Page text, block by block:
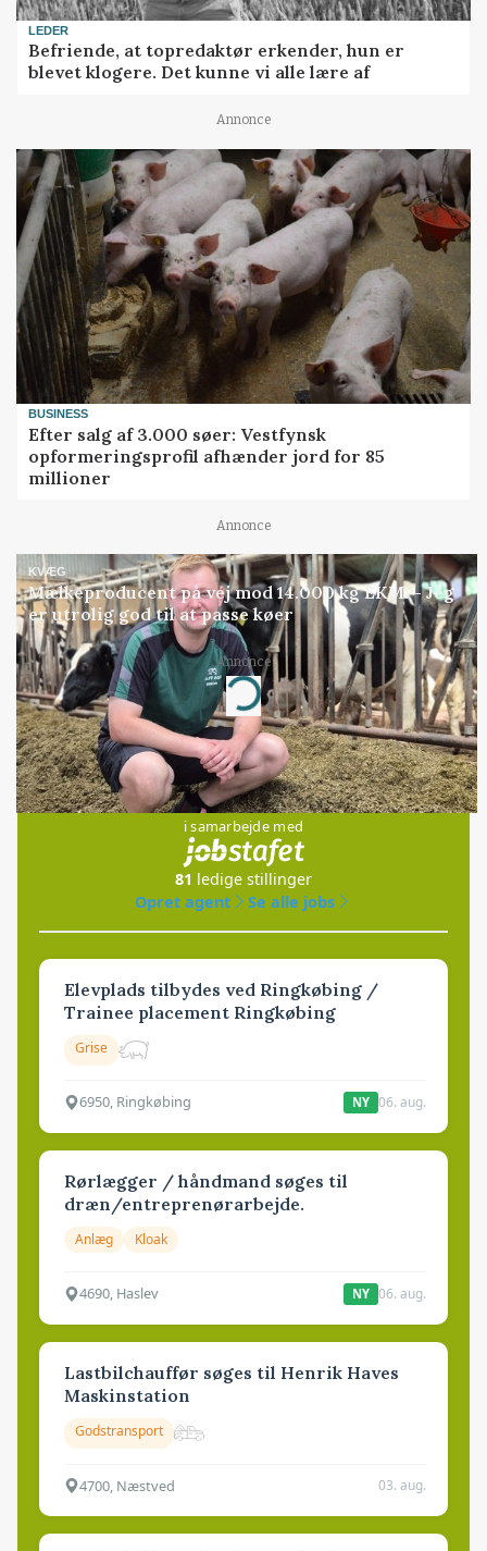
LEDER
Befriende, at topredaktør erkender, hun er
blevet klogere. Det kunne vi alle lære af
Annonce
BUSINESS
Efter salg af 3.000 søer: Vestfynsk
opformeringsprofil afhænder jord for 85
millioner
Annonce
KVÆG
Mælkeproducent på vej mod 14.000 kg EKM: - Jeg
er utrolig god til at passe køer
Annonce
Loading...
Jobs
i samarbejde med
81 ledige stillinger
Opret agent
Se alle jobs
Elevplads tilbydes ved Ringkøbing /
Trainee placement Ringkøbing
Grise
6950, Ringkøbing NY 06. aug.
Rørlægger / håndmand søges til
dræn/entreprenørarbejde.
Anlæg Kloak
4690, Haslev NY 06. aug.
Lastbilchauffør søges til Henrik Haves
Maskinstation
Godstransport
4700, Næstved 03. aug.